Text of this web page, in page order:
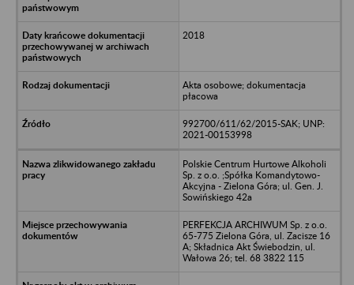
2018
Akta osobowe; dokumentacja
płacowa
992700/611/62/2015-SAK; UNP:
2021-00153998
Polskie Centrum Hurtowe Alkoholi
Sp. z o.o. ;Spółka Komandytowo-
Akcyjna - Zielona Góra; ul. Gen. J.
Sowińskiego 42a
PERFEKCJA ARCHIWUM Sp. z o.o.
65-775 Zielona Góra, ul. Zacisze 16
A; Składnica Akt Świebodzin, ul.
Wałowa 26; tel. 68 3822 115